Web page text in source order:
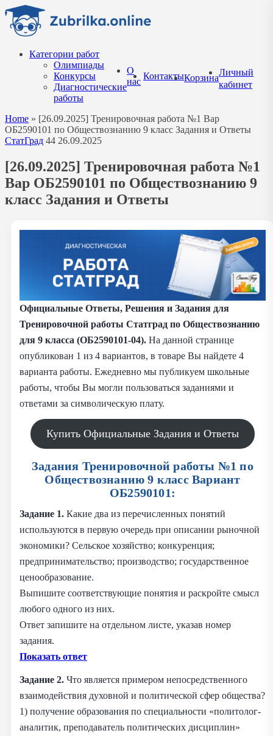
Перейти
содержанию
Категории работ
Олимпиады
Конкурсы
Диагностические
работы
О
нас
КонтактыКорзина
Личный
кабинет
Home » [26.09.2025] Тренировочная работа №1 Вар
ОБ2590101 по Обществознанию 9 класс Задания и Ответы
СтатГрад 44 26.09.2025
[26.09.2025] Тренировочная работа №1
Вар ОБ2590101 по Обществознанию 9
класс Задания и Ответы
Официальные Ответы, Решения и Задания для
Тренировочной работы Статград по Обществознанию
для 9 класса (ОБ2590101-04). На данной странице
опубликован 1 из 4 вариантов, в товаре Вы найдете 4
варианта работы. Ежедневно мы публикуем школьные
работы, чтобы Вы могли пользоваться заданиями и
ответами за символическую плату.
Купить Официальные Задания и Ответы
Задания Тренировочной работы №1 по
Обществознанию 9 класс Вариант
ОБ2590101:
Задание 1. Какие два из перечисленных понятий
используются в первую очередь при описании рыночной
экономики? Сельское хозяйство; конкуренция;
предпринимательство; производство; государственное
ценообразование.
Выпишите соответствующие понятия и раскройте смысл
любого одного из них.
Ответ запишите на отдельном листе, указав номер
задания.
Показать ответ
Задание 2. Что является примером непосредственного
взаимодействия духовной и политической сфер общества?
1) получение образования по специальности «политолог-
аналитик, преподаватель политических дисциплин»